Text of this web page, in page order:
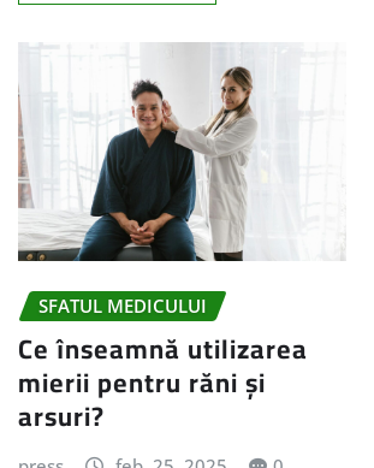
SFATUL MEDICULUI
Ce înseamnă utilizarea
mierii pentru răni și
arsuri?